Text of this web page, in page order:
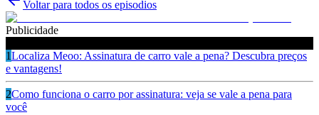
Voltar para todos os episodios
Publicidade
1Localiza Meoo: Assinatura de carro vale a pena? Descubra preços
e vantagens!
2Como funciona o carro por assinatura: veja se vale a pena para
você